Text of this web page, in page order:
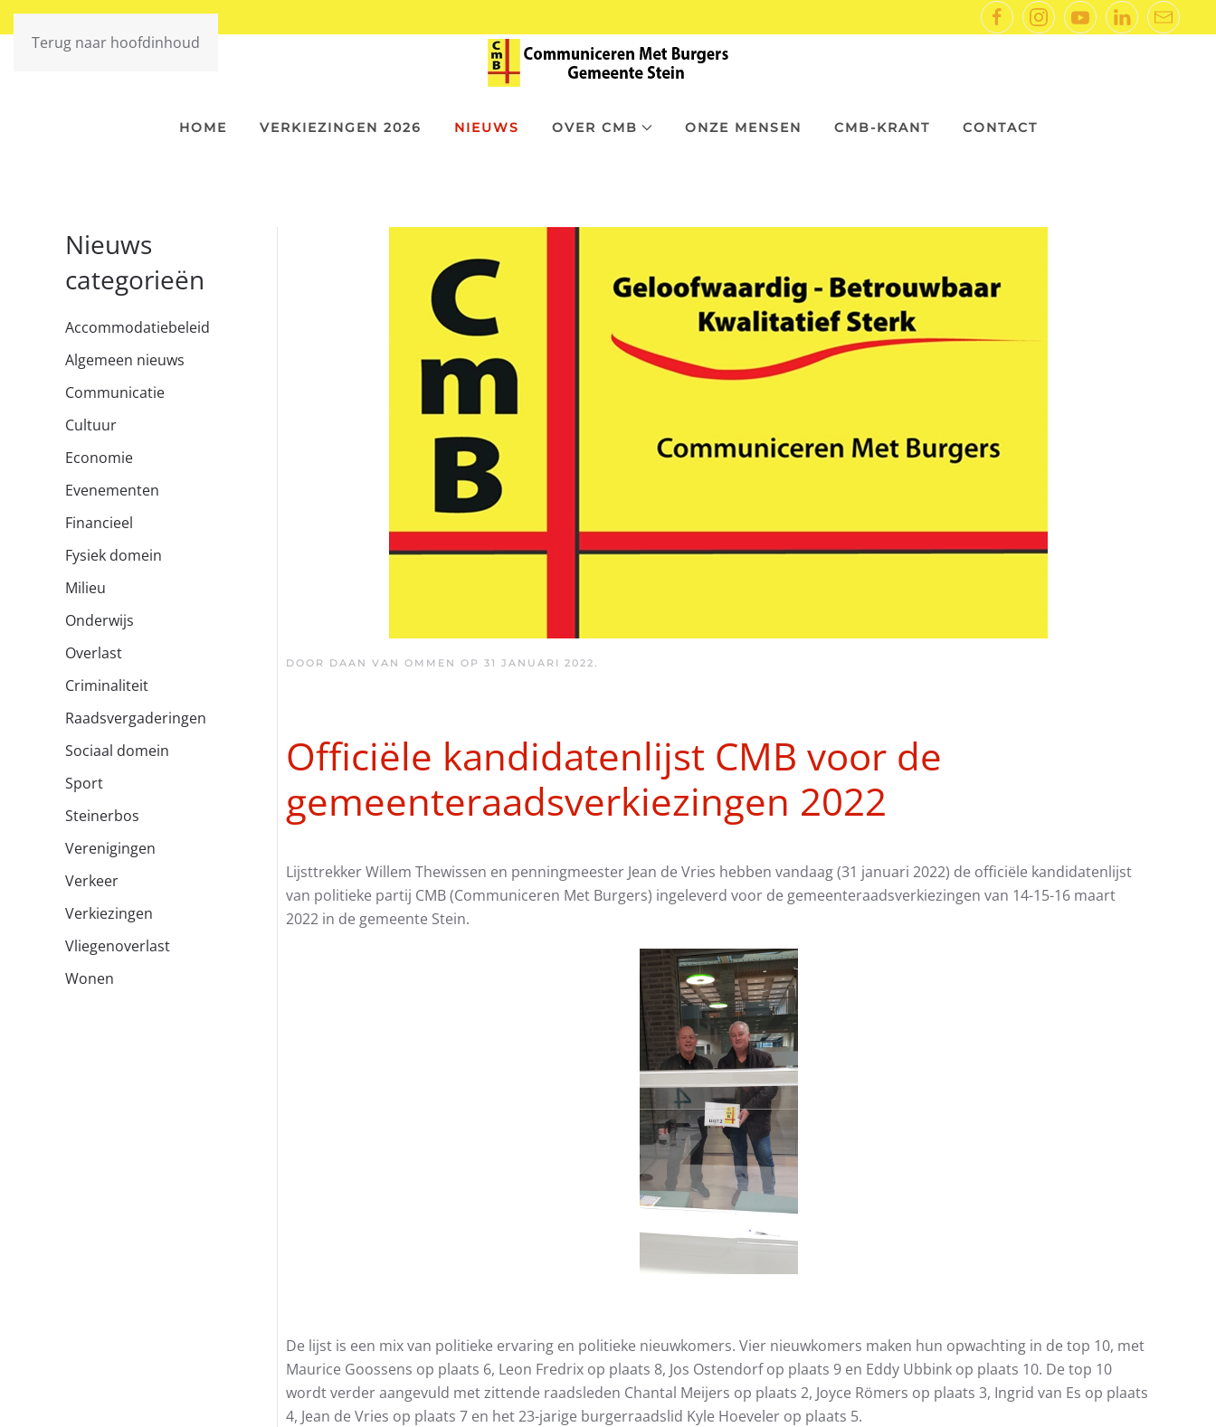
Terug naar hoofdinhoud
HOME VERKIEZINGEN 2026 NIEUWS OVER CMB ONZE MENSEN CMB-KRANT CONTACT
DOOR DAAN VAN OMMEN OP 31 JANUARI 2022.
Officiële kandidatenlijst CMB voor de
gemeenteraadsverkiezingen 2022
Lijsttrekker Willem Thewissen en penningmeester Jean de Vries hebben vandaag (31 januari 2022) de officiële kandidatenlijst
van politieke partij CMB (Communiceren Met Burgers) ingeleverd voor de gemeenteraadsverkiezingen van 14-15-16 maart
2022 in de gemeente Stein.
De lijst is een mix van politieke ervaring en politieke nieuwkomers. Vier nieuwkomers maken hun opwachting in de top 10, met
Maurice Goossens op plaats 6, Leon Fredrix op plaats 8, Jos Ostendorf op plaats 9 en Eddy Ubbink op plaats 10. De top 10
wordt verder aangevuld met zittende raadsleden Chantal Meijers op plaats 2, Joyce Römers op plaats 3, Ingrid van Es op plaats
4, Jean de Vries op plaats 7 en het 23-jarige burgerraadslid Kyle Hoeveler op plaats 5.
Nieuws
categorieën
Accommodatiebeleid
Algemeen nieuws
Communicatie
Cultuur
Economie
Evenementen
Financieel
Fysiek domein
Milieu
Onderwijs
Overlast
Criminaliteit
Raadsvergaderingen
Sociaal domein
Sport
Steinerbos
Verenigingen
Verkeer
Verkiezingen
Vliegenoverlast
Wonen